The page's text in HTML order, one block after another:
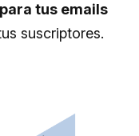
tus emails
suscriptores.